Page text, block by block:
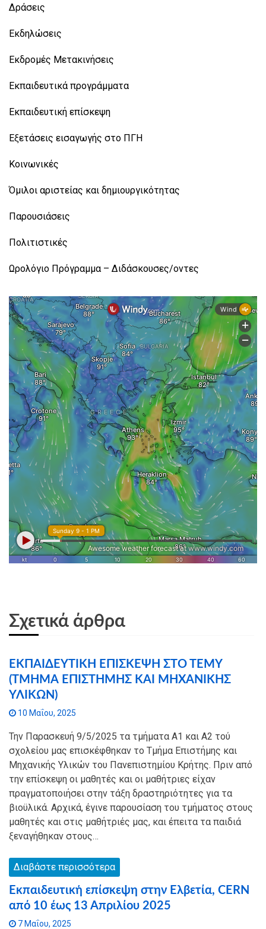
Δράσεις
Εκδηλώσεις
Εκδρομές Μετακινήσεις
Εκπαιδευτικά προγράμματα
Εκπαιδευτική επίσκεψη
Εξετάσεις εισαγωγής στο ΠΓΗ
Κοινωνικές
Όμιλοι αριστείας και δημιουργικότητας
Παρουσιάσεις
Πολιτιστικές
Ωρολόγιο Πρόγραμμα – Διδάσκουσες/οντες
Σχετικά άρθρα
ΕΚΠΑΙΔΕΥΤΙΚΗ ΕΠΙΣΚΕΨΗ ΣΤΟ ΤΕΜΥ
(ΤΜΗΜΑ ΕΠΙΣΤΗΜΗΣ ΚΑΙ ΜΗΧΑΝΙΚΗΣ
ΥΛΙΚΩΝ)
10 Μαΐου, 2025
Την Παρασκευή 9/5/2025 τα τμήματα Α1 και Α2 τού
σχολείου μας επισκέφθηκαν το Τμήμα Επιστήμης και
Μηχανικής Υλικών του Πανεπιστημίου Κρήτης. Πριν από
την επίσκεψη οι μαθητές και οι μαθήτριες είχαν
πραγματοποιήσει στην τάξη δραστηριότητες για τα
βιοϋλικά. Αρχικά, έγινε παρουσίαση του τμήματος στους
μαθητές και στις μαθήτριές μας, και έπειτα τα παιδιά
ξεναγήθηκαν στους…
Διαβάστε περισσότερα
Εκπαιδευτική επίσκεψη στην Ελβετία, CERN
από 10 έως 13 Απριλίου 2025
7 Μαΐου, 2025